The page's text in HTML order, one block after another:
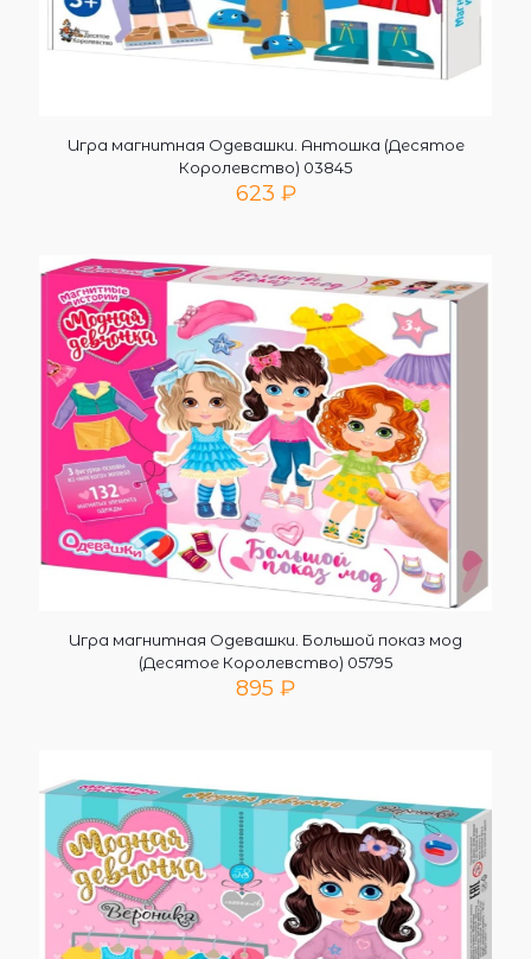
Игра магнитная Одевашки. Антошка (Десятое
Королевство) 03845
623 ₽
Игра магнитная Одевашки. Большой показ мод
(Десятое Королевство) 05795
895 ₽